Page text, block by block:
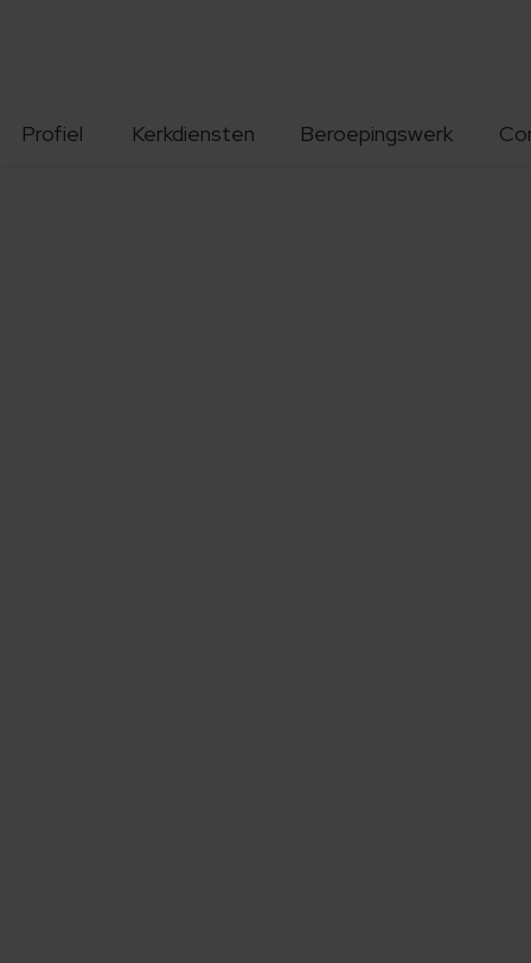
Profiel Kerkdiensten Beroepingswerk